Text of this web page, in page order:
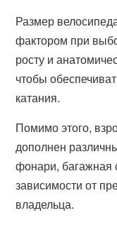
Размер
фактором при
росту и
чтобы
катания.
Помимо этого,
дополнен
фонари, багажная
зависимости от
владельца.